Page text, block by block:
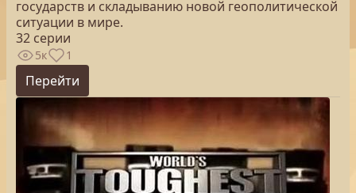
государств и складыванию новой геополитической
ситуации в мире.
32 серии
5к 1
Перейти